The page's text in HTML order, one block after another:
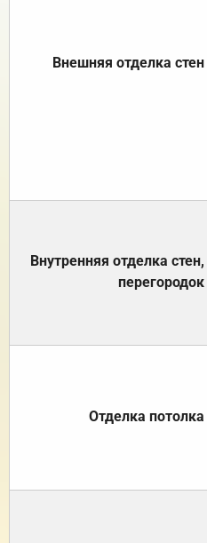
Внешняя отделка стен
Внутренняя отделка стен,
перегородок
Отделка потолка